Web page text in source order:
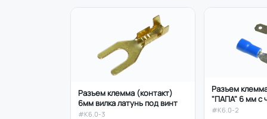
Разъем клемма (контакт)
6мм вилка латунь под винт
#K6.0-3
Разъем
"ПАПА" 6 мм с
изоляцией
#K6.0-2